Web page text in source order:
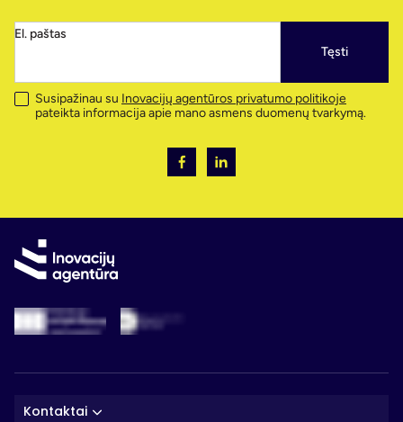
El. paštas
Tęsti
Susipažinau su Inovacijų agentūros privatumo politikoje
pateikta informacija apie mano asmens duomenų tvarkymą.
Kontaktai